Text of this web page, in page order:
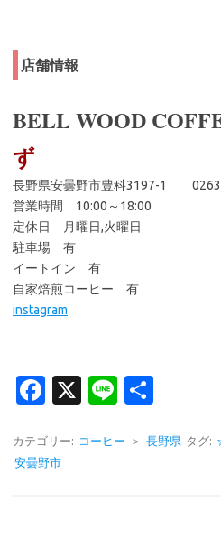
店舗情報
BELL WOOD
ず
長野県安曇野市豊科3197-1
営業時間 10:00～18:00
定休日 月曜日,火曜日
駐車場 有
イートイン 有
自家焙煎コーヒー 有
instagram
Fa
e
b
X
Li
e
カテゴリー: コーヒー ＞ 長野県 タグ:
安曇野市